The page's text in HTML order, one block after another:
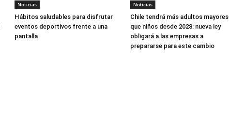
Noticias
Hábitos saludables para disfrutar
eventos deportivos frente a una
pantalla
Noticias
Chile tendrá más adultos mayores
que niños desde 2028: nueva ley
obligará a las empresas a
prepararse para este cambio